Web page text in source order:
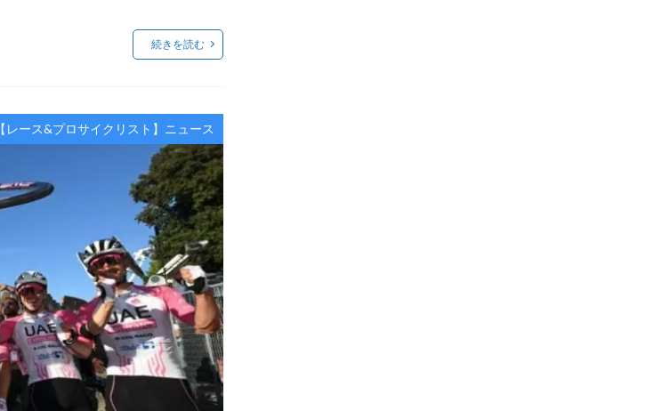
続きを読む
【レース&プロサイクリスト】ニュース